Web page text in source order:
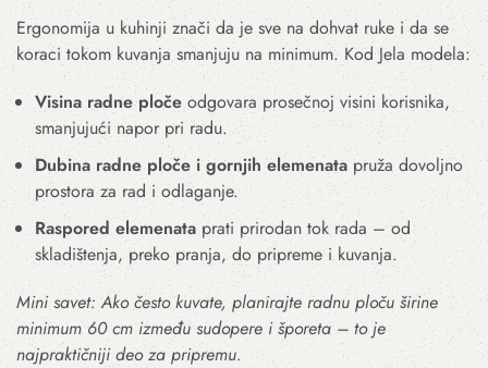
Ergonomija u kuhinji znači da je sve na dohvat ruke i da se
koraci tokom kuvanja smanjuju na minimum. Kod Jela modela:
Visina radne ploče odgovara prosečnoj visini korisnika,
smanjujući napor pri radu.
Dubina radne ploče i gornjih elemenatapruža dovoljno
prostora za rad i odlaganje.
Raspored elemenataprati prirodan tok rada – od
skladištenja, preko pranja, do pripreme i kuvanja.
Mini savet: Ako često kuvate, planirajte radnu ploču širine
minimum 60 cm između sudopere i šporeta – to je
najpraktičniji deo za pripremu.